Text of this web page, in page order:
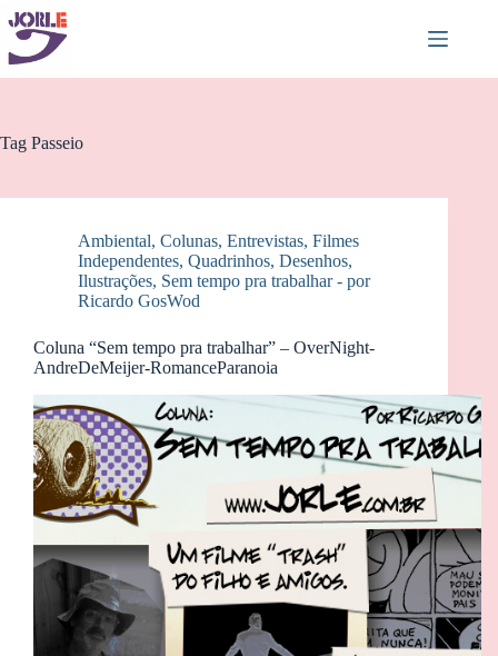
Pular
para
conteúdo
Tag Passeio
Ambiental, Colunas, Entrevistas, Filmes
Independentes, Quadrinhos, Desenhos,
Ilustrações, Sem tempo pra trabalhar - por
Ricardo GosWod
Coluna “Sem tempo pra trabalhar” – OverNight-
AndreDeMeijer-RomanceParanoia